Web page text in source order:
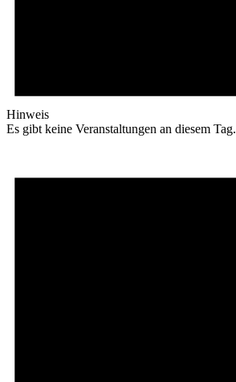
Hinweis
Es gibt keine Veranstaltungen an diesem Tag.